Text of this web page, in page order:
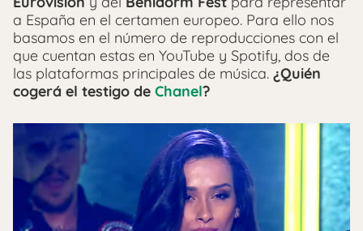
a España en el certamen europeo. Para ello nos
basamos en el número de reproducciones con el
que cuentan estas en YouTube y Spotify, dos de
las plataformas principales de música. ¿Quién
cogerá el testigo de Chanel?